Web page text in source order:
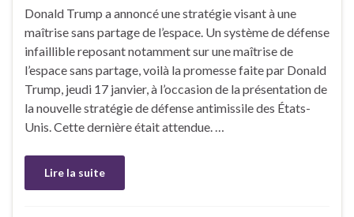
Donald Trump a annoncé une stratégie visant à une
maîtrise sans partage de l’espace. Un système de défense
infaillible reposant notamment sur une maîtrise de
l’espace sans partage, voilà la promesse faite par Donald
Trump, jeudi 17 janvier, à l’occasion de la présentation de
la nouvelle stratégie de défense antimissile des États-
Unis. Cette dernière était attendue. …
Lire la suite